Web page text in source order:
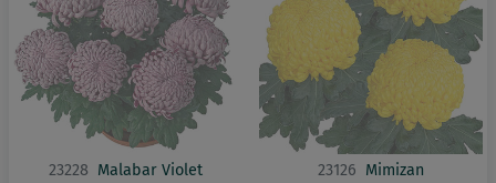
23228 Malabar Violet 23126 Mimizan